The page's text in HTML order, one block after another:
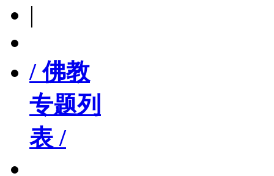
|
/ 佛教
专题列
表 /